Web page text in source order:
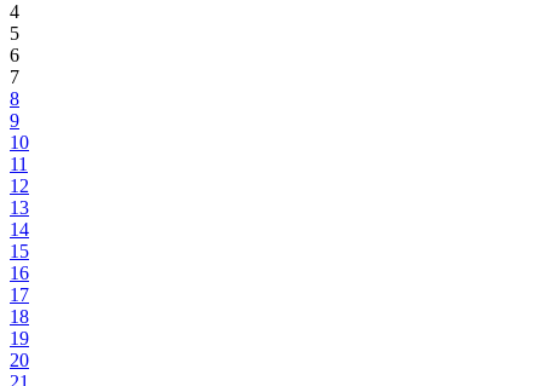
4
5
6
7
8
9
10
11
12
13
14
15
16
17
18
19
20